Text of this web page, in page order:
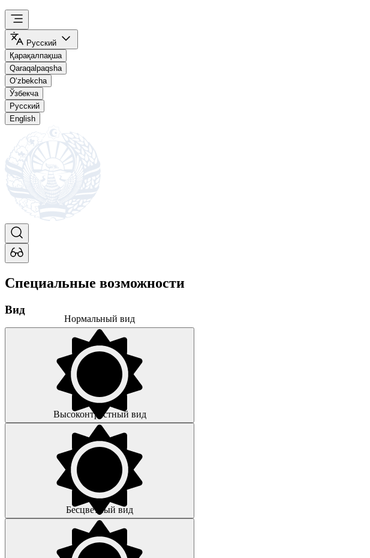
Русский
Қарақалпақша
Qaraqalpaqsha
O‘zbekcha
Ўзбекча
Русский
English
Специальные возможности
Вид
Нормальный вид
Высоконтрастный вид
Бесцветный вид